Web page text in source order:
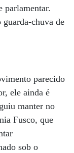
parlamentar.
chuva de
parecido
ele ainda é
manter no
Fusco, que
sob o